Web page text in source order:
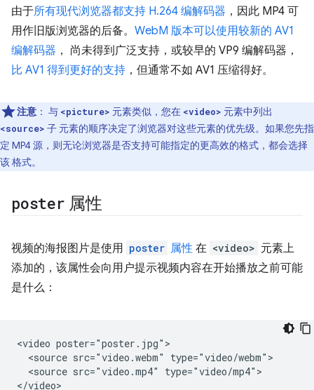
由于所有现代浏览器都支持 H.264 编解码器 ，因此 MP4 可
用作旧版浏览器的后备。 WebM 版本可以使用较新的 AV1
编解码器 ， 尚未得到广泛支持，或较早的 VP9 编解码器，
比 AV1 得到更好的支持 ，但通常不如 AV1 压缩得好。
注意 ： 与 <picture> 元素类似，您在 <video> 元素中列出
<source> 子 元素的顺序决定了浏览器对这些元素的优先级。如果您先指
定 MP4 源，则无论浏览器是否支持可能指定的更高效的格式，都会选择
该 格式。
poster 属性
视频的海报图片是使用 poster 属性 在 <video> 元素上
添加的，该属性会向用户提示视频内容在开始播放之前可能
是什么：
<video poster="poster.jpg">
  <source src="video.webm" type="video/webm">
  <source src="video.mp4" type="video/mp4">